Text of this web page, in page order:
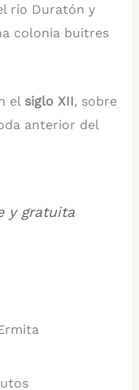
río Duratón y
colonia buitres
el siglo XII, sobre
anterior del
y gratuita